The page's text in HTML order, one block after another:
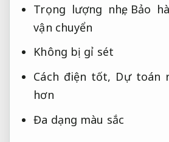
Trọng lượng nhẹ, Bảo
vận chuyển
Không bị gỉ sét
Cách điện tốt, Dự toán
hơn
Đa dạng màu sắc